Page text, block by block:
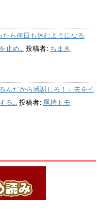
たら何日も休むようになる
止め... 投稿者: ちまき
んだから感謝しろ！」夫をイ
る... 投稿者: 尾持トモ